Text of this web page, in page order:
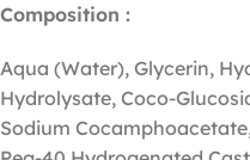
Composition :
Aqua (Water), Glycerin,
Hydrolysate, Coco-
Sodium